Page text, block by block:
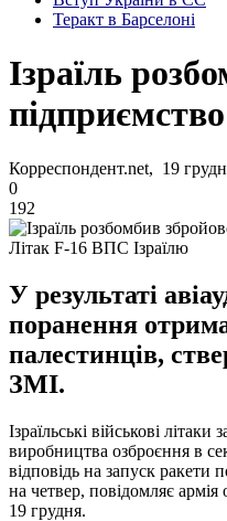
Теракт в Барселоні
Ізраїль
Корреспондент.net, 19
0
192
Літак F-16 ВПС Ізраїлю
У результаті
поранення
палестинців,
ЗМІ.
Ізраїльські військові
виробництва озброєння в
відповідь на запуск ракети
на четвер, повідомляє армія
19 грудня.